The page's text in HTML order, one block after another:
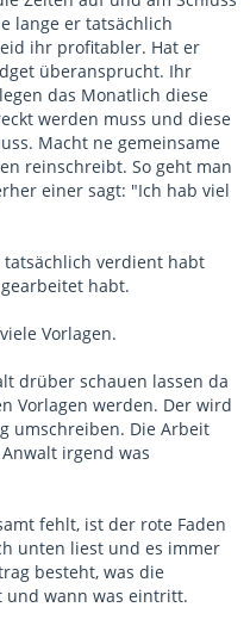
lange er tatsächlich
ihr profitabler. Hat er
überansprucht. Ihr
das Monatlich diese
werden muss und diese
Macht ne gemeinsame
reinschreibt. So geht man
einer sagt: "Ich hab viel
verdient habt
habt.
Vorlagen.
drüber schauen lassen da
Vorlagen werden. Der wird
umschreiben. Die Arbeit
irgend was
fehlt, ist der rote Faden
unten liest und es immer
besteht, was die
und wann was eintritt.